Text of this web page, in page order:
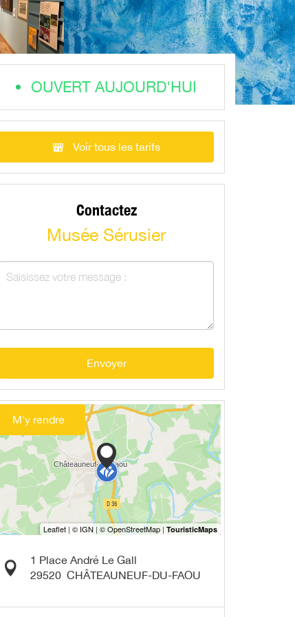
OUVERT AUJOURD'HUI
Voir tous les tarifs
Contactez
Musée Sérusier
Envoyer
M'y rendre
1 Place André Le Gall
29520 CHÂTEAUNEUF-DU-FAOU